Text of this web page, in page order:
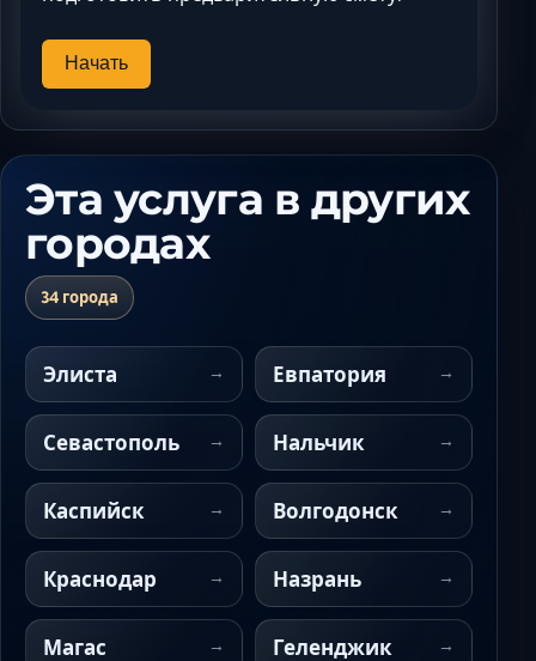
Начать
Эта услуга в других
городах
34 города
Элиста Евпатория
Севастополь Нальчик
Каспийск Волгодонск
Краснодар Назрань
Магас Геленджик